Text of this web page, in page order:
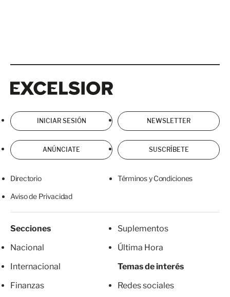
INICIAR SESIÓN NEWSLETTER
ANÚNCIATE SUSCRÍBETE
Directorio Términos y Condiciones
Aviso de Privacidad
Secciones
Nacional
Internacional
Finanzas
Suplementos
Última Hora
Temas de interés
Redes sociales